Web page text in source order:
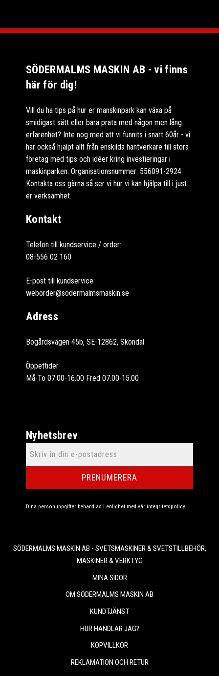
SÖDERMALMS MASKIN AB - vi finns
här för dig!
Vill du ha tips på hur er manskinpark kan växa på
smidigast sätt eller bara prata med någon men lång
erfarenhet? Inte nog med att vi funnits i snart 60år - vi
har också hjälpt allt från enskilda hantverkare till stora
företag med tips och idéer kring investieringar i
maskinparken. Organisationsnummer: 556091-2924.
Kontakta oss gärna så ser vi hur vi kan hjälpa till i just
er verksamhet.
Kontakt
Telefon till kundservice / order:
08-556 02 160
E-post till kundservice:
weborder@sodermalmsmaskin.se
Adress
Bogårdsvägen 45b, SE-12862, Sköndal
Öppettider
Må-To 07.00-16.00 Fred 07.00-15.00
Nyhetsbrev
PRENUMERERA
Dina personuppgifter behandlas i enlighet med vår integritetspolicy.
SÖDERMALMS MASKIN AB - SVETSMASKINER & SVETSTILLBEHÖR,
MASKINER & VERKTYG
MINA SIDOR
OM SÖDERMALMS MASKIN AB
KUNDTJÄNST
HUR HANDLAR JAG?
KÖPVILLKOR
REKLAMATION OCH RETUR